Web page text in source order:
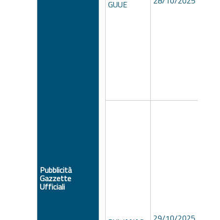
Pubblicità
Gazzette
Ufficiali
GUUE